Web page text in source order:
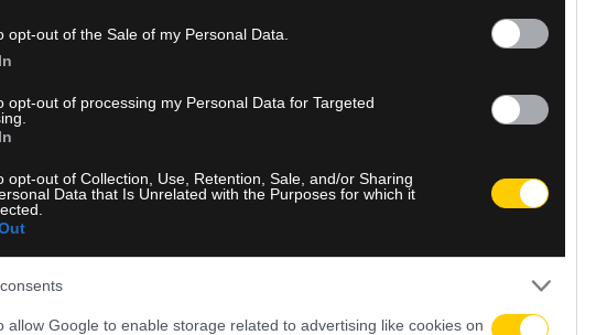
opt-out of the Sale of my Personal Data.
opt-out of processing my Personal Data for Targeted
opt-out of Collection, Use, Retention, Sale, and/or Sharing
Data that Is Unrelated with the Purposes for which it
allow Google to enable storage related to advertising like cookies on
επίθεση στο ΝΑΤΟ
καταστράφηκε σε δύο νύχτες
γύρου